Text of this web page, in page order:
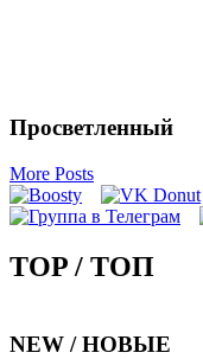
Просветленный
More Posts
TOP / ТОП
NEW / НОВЫЕ